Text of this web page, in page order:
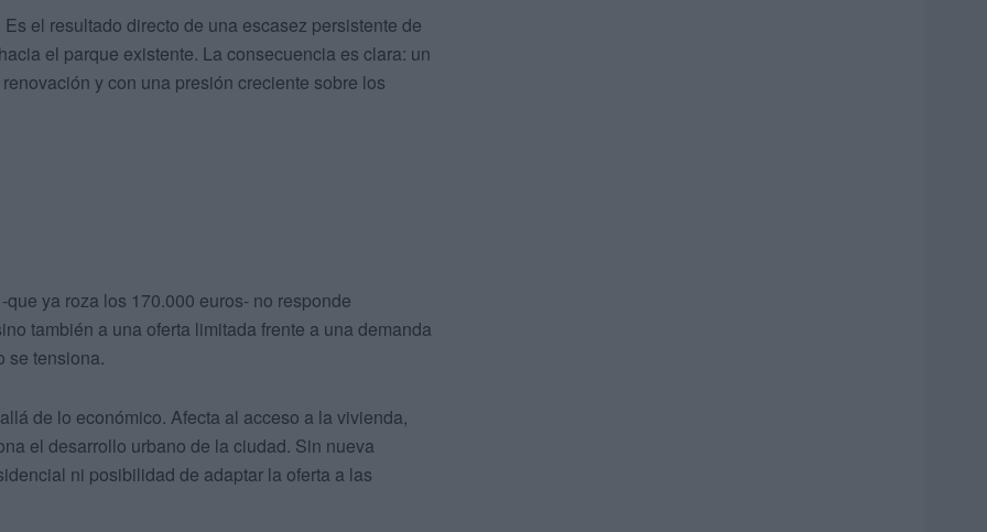
el resultado directo de una escasez persistente de
el parque existente. La consecuencia es clara: un
y con una presión creciente sobre los
ya roza los 170.000 euros- no responde
también a una oferta limitada frente a una demanda
se tensiona.
de lo económico. Afecta al acceso a la vivienda,
el desarrollo urbano de la ciudad. Sin nueva
ni posibilidad de adaptar la oferta a las